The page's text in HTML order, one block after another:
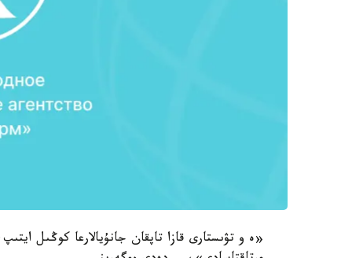
«ە و تۋىستارى قازا تاپقان جانۇيالارعا كوڭىل